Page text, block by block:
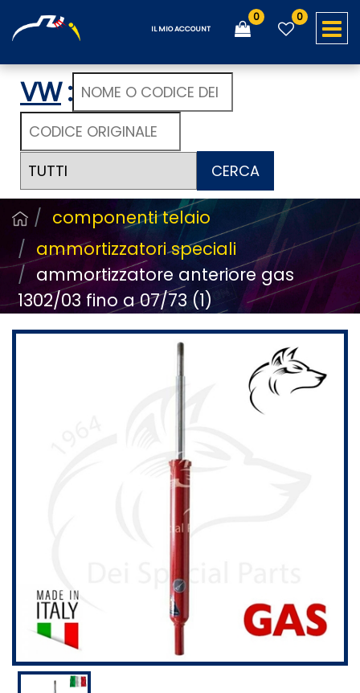
IL MIO ACCOUNT
0 0
VW:
CERCA
componenti telaio
ammortizzatori speciali
ammortizzatore anteriore gas
1302/03 fino a 07/73 (1)